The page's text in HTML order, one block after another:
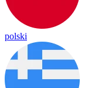
polski